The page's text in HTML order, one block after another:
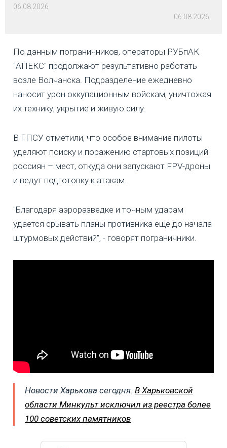
06.08.2026
06.08.2026
По данным пограничников, операторы РУБпАК
"АПЕКС" продолжают результативно работать
возле Волчанска. Подразделение ежедневно
наносит урон оккупационным войскам, уничтожая
их технику, укрытие и живую силу.
В ГПСУ отметили, что особое внимание пилоты
уделяют поиску и поражению стартовых позиций
россиян – мест, откуда они запускают FPV-дроны
и ведут подготовку к атакам.
"Благодаря аэроразведке и точным ударам
удается срывать планы противника еще до начала
штурмовых действий", - говорят пограничники.
Новости Харькова сегодня: В Харьковской
области Минкульт исключил из реестра более
100 советских памятников